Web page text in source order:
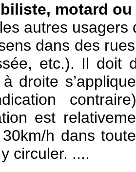
motard
autres usagers
dans des
etc.). Il doit
droite
est
h dans
circuler. ....